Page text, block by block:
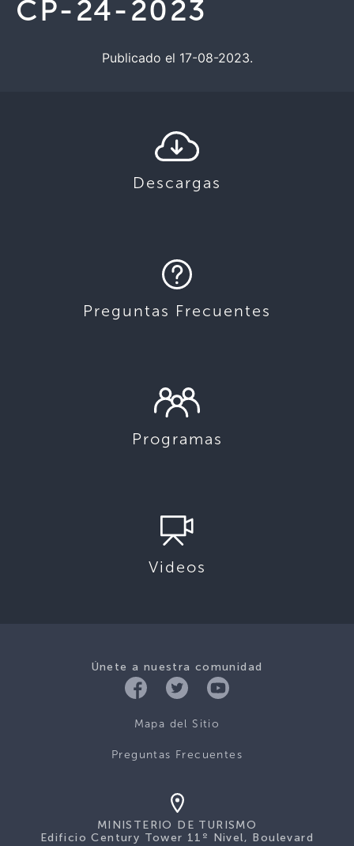
CP-24-2023
Publicado el 17-08-2023.
Descargas
Preguntas Frecuentes
Programas
Videos
Únete a nuestra comunidad
Mapa del Sitio
Preguntas Frecuentes
MINISTERIO DE TURISMO
Edificio Century Tower 11º Nivel, Boulevard